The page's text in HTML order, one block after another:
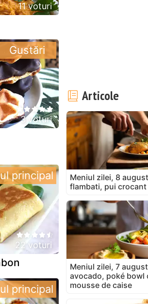
11 voturi
3 voturi
Gustări
22 voturi
principal
principal
Articole
Meniul zilei, 8
flambati, pui
Meniul zilei, 7
avocado, poké bowl
mousse de caise